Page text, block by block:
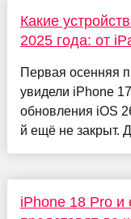
Какие
2025 года: от
Первая осенняя
увидели iPhone
обновления iOS
й ещё не закрыт.
iPhone 18 Pro и